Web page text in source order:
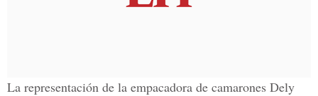
La representación de la empacadora de camarones Dely